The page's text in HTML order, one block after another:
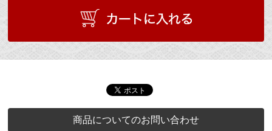
商品についてのお問い合わせ